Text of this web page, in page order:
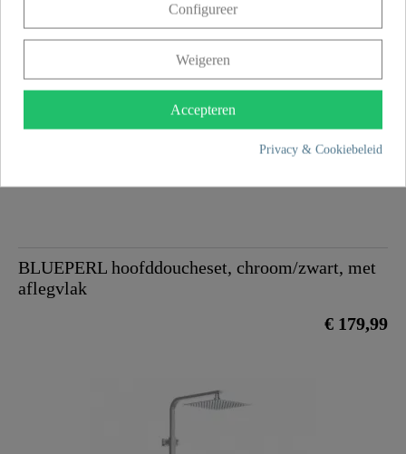
MADURA FRESH Hoofddoucheset, mat zwart
€ 299,99
BLUEPERL hoofddoucheset, chroom/zwart, met
aflegvlak
€ 179,99
Configureer
Weigeren
Accepteren
Privacy & Cookiebeleid